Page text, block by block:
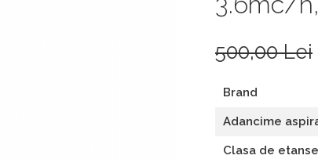
500,00 Lei
Brand
Adancime
Clasa de